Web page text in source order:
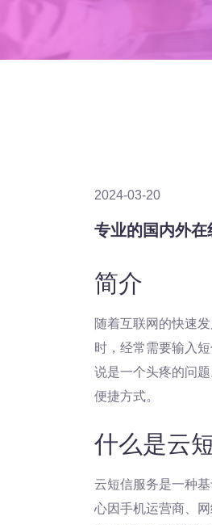
2024-03-20
专业的国内外
简介
随着互联网的快速
时，经常需要输入
说是一个头疼的问
便捷方式。
什么是云
云短信服务是一种
心因手机运营商、